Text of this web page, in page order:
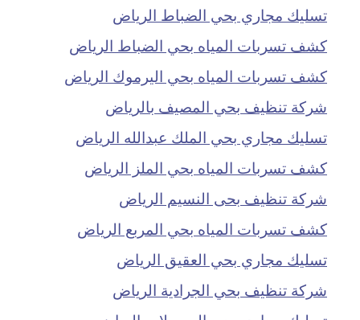
تسليك مجاري بحي الضباط الرياض
كشف تسربات المياه بحي الضباط الرياض
كشف تسربات المياه بحي اليرموك الرياض
شركة تنظيف بحي المصيف بالرياض
تسليك مجاري بحي الملك عبدالله الرياض
كشف تسربات المياه بحي الملز الرياض
شركة تنظيف بحى النسيم الرياض
كشف تسربات المياه بحي المربع الرياض
تسليك مجاري بحي العقيق الرياض
شركة تنظيف بحي الجرادية الرياض